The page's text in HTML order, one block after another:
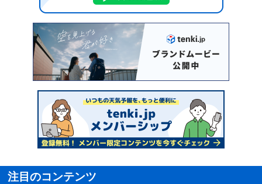
注目のコンテンツ